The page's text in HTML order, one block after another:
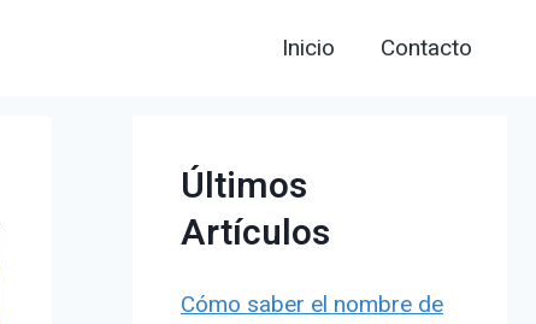
Inicio Contacto
Últimos
Artículos
Cómo saber el nombre de